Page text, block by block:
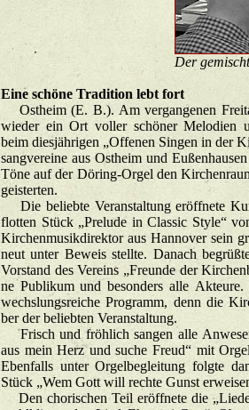
Der
Eine schö­ne Tra­di­ti­on lebt fort
Ost­heim (E. B.). Am ver­gan­ge­nen
wie­der ein Ort vol­ler schö­ner Me­lo­di­en
beim dies­jäh­ri­gen „Of­fe­nen Sin­gen in der
sang­ver­ei­ne aus Ost­heim und
Töne auf der Dö­ring-Or­gel den
geis­ter­ten.
Die be­lieb­te Ver­an­stal­tung er­öff­ne­te
flot­ten Stück „Pre­lude in Clas­sic Style“
Kir­chen­mu­sik­di­rek­tor aus Han­no­ver sein
neut unter Be­weis stell­te. Da­nach
Vor­stand des Ver­eins „Freun­de der
ne Pu­bli­kum und be­son­ders alle
wechs­lungs­rei­che Pro­gramm, denn die
ber der be­lieb­ten Ver­an­stal­tung.
Frisch und fröh­lich san­gen alle
aus mein Herz und suche Freud“ mit
Eben­falls unter Or­gel­be­glei­tung folg­te
Stück „Wem Gott will rech­te Gunst
Den cho­ri­schen Teil er­öff­ne­te die